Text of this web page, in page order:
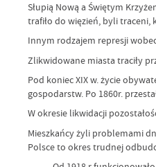
Słupią Nową a Świętym
trafiło do więzień, byli traceni,
Innym rodzajem represji
Zlikwidowane miasta traciły
Pod koniec XIX w. życie
gospodarstw. Po 1860r.
W okresie likwidacji
Mieszkańcy żyli problemami
Polsce to okres trudnej